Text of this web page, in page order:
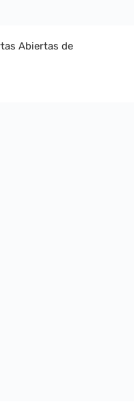
Abiertas de